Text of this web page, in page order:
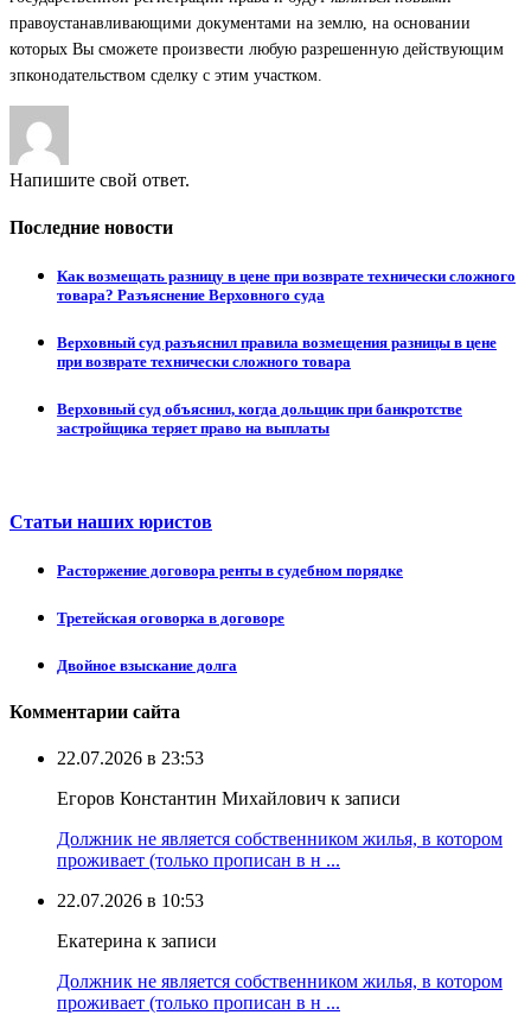
правоустанавливающими документами на землю, на основании
которых Вы сможете произвести любую разрешенную действующим
зпконодательством сделку с этим участком.
Напишите свой ответ.
Последние новости
Как возмещать разницу в цене при возврате технически сложного
товара? Разъяснение Верховного суда
Верховный суд разъяснил правила возмещения разницы в цене
при возврате технически сложного товара
Верховный суд объяснил, когда дольщик при банкротстве
застройщика теряет право на выплаты
Статьи наших юристов
Расторжение договора ренты в судебном порядке
Третейская оговорка в договоре
Двойное взыскание долга
Комментарии сайта
22.07.2026 в 23:53
Егоров Константин Михайлович к записи
Должник не является собственником жилья, в котором
проживает (только прописан в н ...
22.07.2026 в 10:53
Екатерина к записи
Должник не является собственником жилья, в котором
проживает (только прописан в н ...